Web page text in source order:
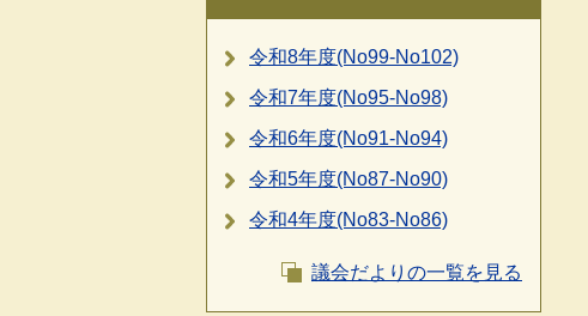
令和8年度(No99-No102)
令和7年度(No95-No98)
令和6年度(No91-No94)
令和5年度(No87-No90)
令和4年度(No83-No86)
議会だよりの一覧を見る